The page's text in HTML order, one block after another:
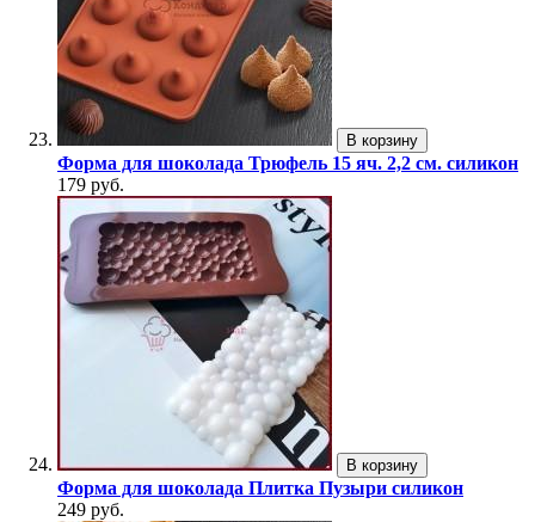
В корзину
Форма для шоколада Трюфель 15 яч. 2,2 см. силикон
179 руб.
В корзину
Форма для шоколада Плитка Пузыри силикон
249 руб.